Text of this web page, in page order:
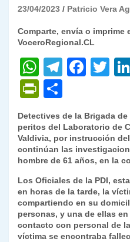
23/04/2023 Patricio Vera
Comparte, envía o imprime
VoceroRegional.CL
W
h
at
s
A
p
p
T
gr
a
m
F
e
b
o
o
k
T
er
P
ri
nt
Fr
ie
n
dl
y
o
m
p
ar
tir
Detectives de la Brigada
peritos del Laboratorio de
Valdivia, por instrucción
continúan las
hombre de 61 años, en la
Los Oficiales de la PDI,
en horas de la tarde, la
compartiendo en su
personas, y una de ellas
contacto con personal de
víctima se encontraba